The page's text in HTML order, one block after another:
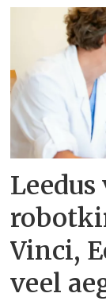
Vinci,
veel